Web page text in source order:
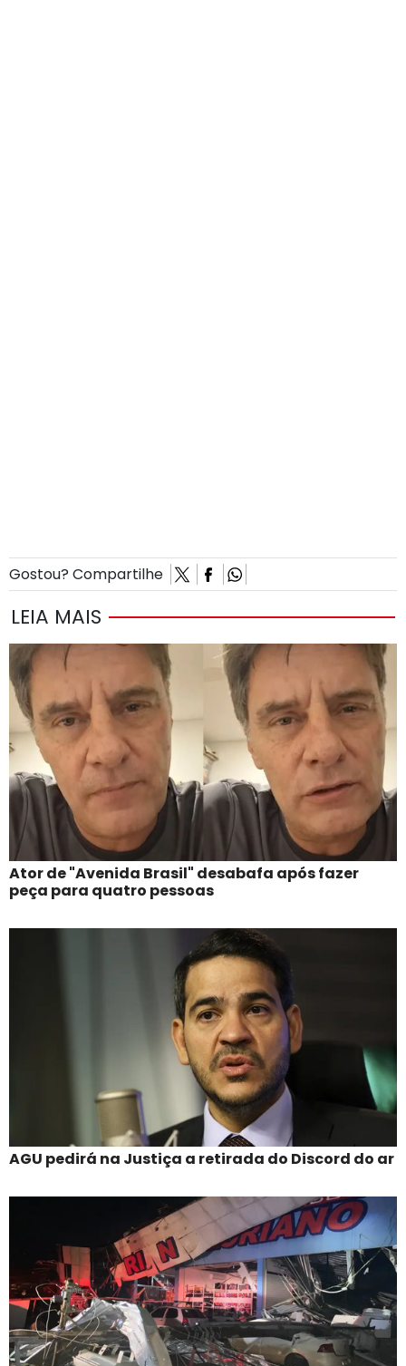
Gostou? Compartilhe
LEIA MAIS
Ator de "Avenida Brasil" desabafa após fazer
peça para quatro pessoas
AGU pedirá na Justiça a retirada do Discord do ar